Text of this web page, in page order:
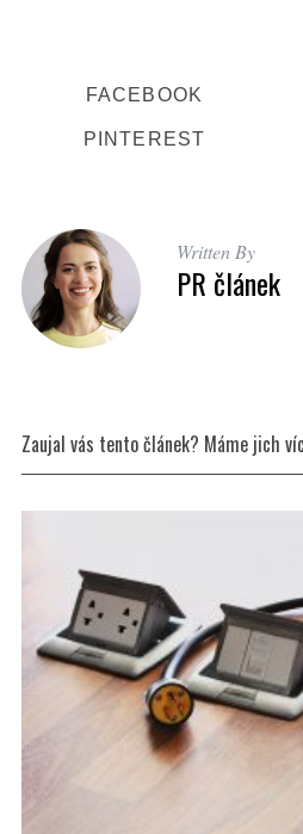
FACEBOOK
PINTEREST
Written By
PR článek
Zaujal vás tento článek? Máme jich